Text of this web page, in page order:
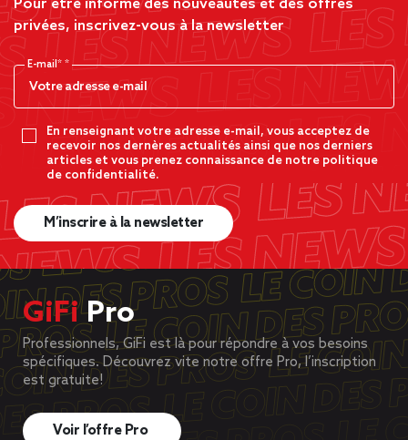
Pour être informé des nouveautés et des offres
privées, inscrivez-vous à la newsletter
E-mail*
En renseignant votre adresse e-mail, vous acceptez de
recevoir nos dernères actualités ainsi que nos derniers
articles et vous prenez connaissance de notre politique
de confidentialité.
M’inscrire à la newsletter
GiFiPro
Professionnels, GiFi est là pour répondre à vos besoins
spécifiques. Découvrez vite notre offre Pro, l’inscription
est gratuite!
Voir l’offre Pro